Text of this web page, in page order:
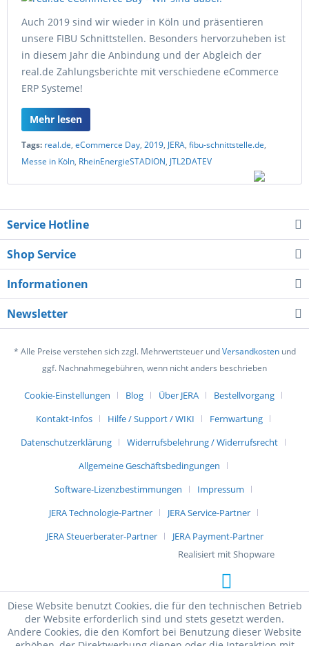
Auch 2019 sind wir wieder in Köln und präsentieren
unsere FIBU Schnittstellen. Besonders hervorzuheben ist
in diesem Jahr die Anbindung und der Abgleich der
real.de Zahlungsberichte mit verschiedene eCommerce
ERP Systeme!
Mehr lesen
Tags: real.de, eCommerce Day, 2019, JERA, fibu-schnittstelle.de,
Messe in Köln, RheinEnergieSTADION, JTL2DATEV
Service Hotline
Shop Service
Informationen
Newsletter
* Alle Preise verstehen sich zzgl. Mehrwertsteuer undVersandkostenund
ggf. Nachnahmegebühren, wenn nicht anders beschrieben
Cookie-Einstellungen Blog Über JERA
Bestellvorgang
Kontakt-Infos
Hilfe / Support / WIKI
Fernwartung
Datenschutzerklärung
Widerrufsbelehrung / Widerrufsrecht
Allgemeine Geschäftsbedingungen
Software-Lizenzbestimmungen
Impressum
JERA Technologie-Partner
JERA Service-Partner
JERA Steuerberater-Partner
JERA Payment-Partner
Realisiert mit Shopware
Diese Website benutzt Cookies, die für den technischen Betrieb
der Website erforderlich sind und stets gesetzt werden.
Andere Cookies, die den Komfort bei Benutzung dieser Website